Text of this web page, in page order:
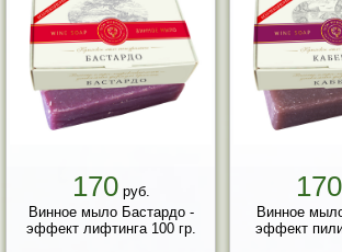
170руб.
Винное мыло Бастардо -
эффект лифтинга 100 гр.
170
Винное
эффект